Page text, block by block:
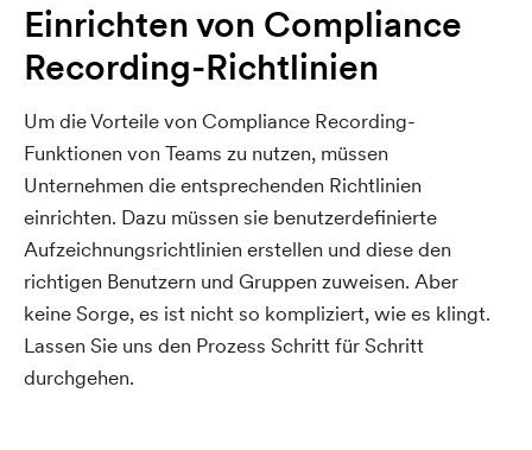
Einrichten von Compliance
Recording-Richtlinien
Um die Vorteile von Compliance Recording-
Funktionen von Teams zu nutzen, müssen
Unternehmen die entsprechenden Richtlinien
einrichten. Dazu müssen sie benutzerdefinierte
Aufzeichnungsrichtlinien erstellen und diese den
richtigen Benutzern und Gruppen zuweisen. Aber
keine Sorge, es ist nicht so kompliziert, wie es klingt.
Lassen Sie uns den Prozess Schritt für Schritt
durchgehen.